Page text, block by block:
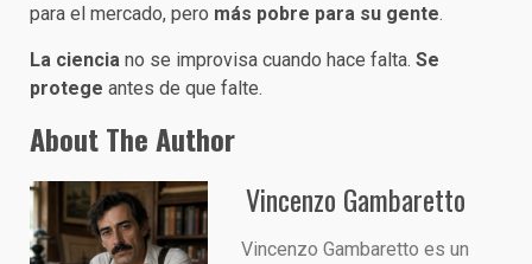
para el mercado, pero más pobre para su gente.
La ciencia no se improvisa cuando hace falta. Se
protege antes de que falte.
About The Author
Vincenzo Gambaretto
Vincenzo Gambaretto es un